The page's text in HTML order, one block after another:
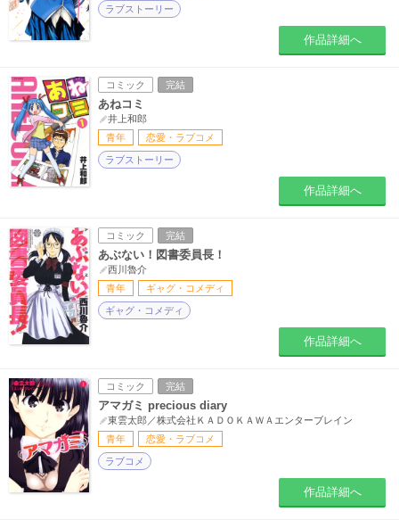
ラブストーリー
作品詳細へ
コミック 完結
あねコミ
井上和郎
青年
恋愛・ラブコメ
ラブストーリー
作品詳細へ
コミック 完結
あぶない！図書委員長！
西川魯介
青年
ギャグ・コメディ
ギャグ・コメディ
作品詳細へ
コミック 完結
アマガミ precious diary
東雲太郎／株式会社ＫＡＤＯＫＡＷＡエンターブレイン
青年
恋愛・ラブコメ
ラブコメ
作品詳細へ